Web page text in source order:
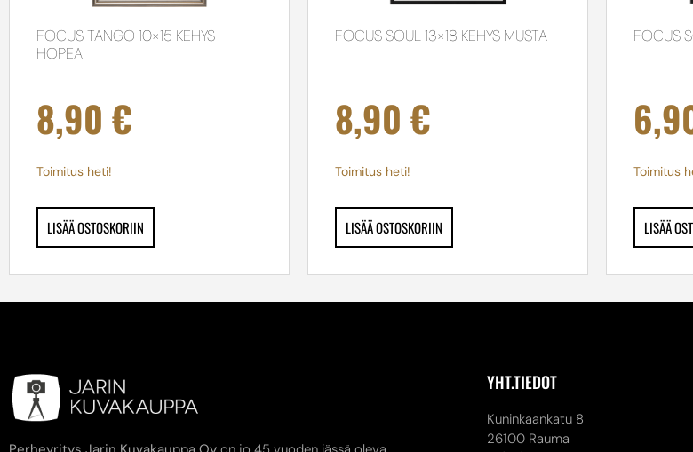
FOCUS TANGO 10×15 KEHYS
HOPEA
8,90 €
Toimitus heti!
LISÄÄ OSTOSKORIIN
FOCUS SOUL 13×18 KEHYS MUSTA
8,90 €
Toimitus heti!
LISÄÄ OSTOSKORIIN
FOCUS
Toimitus
LISÄÄ
YHT.TIEDOT
Kuninkaankatu 8
26100 Rauma